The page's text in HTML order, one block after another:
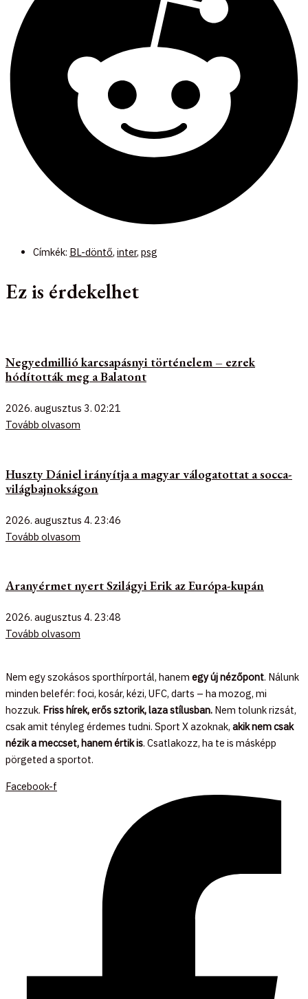
Címkék: BL-döntő, inter, psg
Ez is érdekelhet
Negyedmillió karcsapásnyi történelem – ezrek
hódították meg a Balatont
2026. augusztus 3. 02:21
Tovább olvasom
Huszty Dániel irányítja a magyar válogatottat a socca-
világbajnokságon
2026. augusztus 4. 23:46
Tovább olvasom
Aranyérmet nyert Szilágyi Erik az Európa-kupán
2026. augusztus 4. 23:48
Tovább olvasom
Nem egy szokásos sporthírportál, hanem egy új nézőpont. Nálunk
minden belefér: foci, kosár, kézi, UFC, darts – ha mozog, mi
hozzuk. Friss hírek, erős sztorik, laza stílusban. Nem tolunk rizsát,
csak amit tényleg érdemes tudni. Sport X azoknak, akik nem csak
nézik a meccset, hanem értik is. Csatlakozz, ha te is másképp
pörgeted a sportot.
Facebook-f